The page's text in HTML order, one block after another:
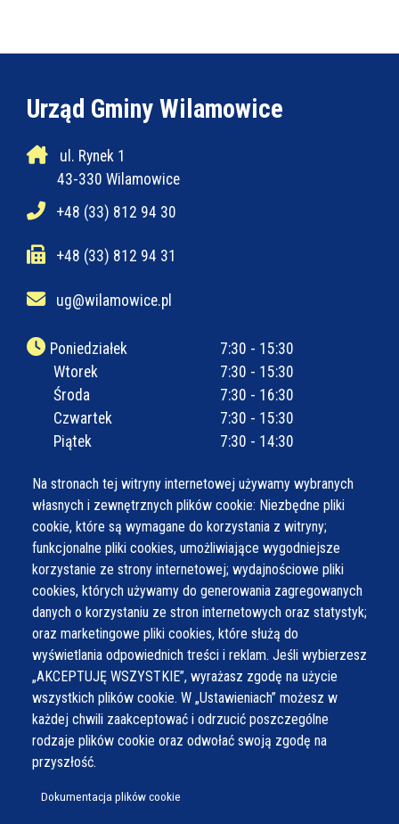
Na stronach tej witryny internetowej używamy wybranych
własnych i zewnętrznych plików cookie: Niezbędne pliki
cookie, które są wymagane do korzystania z witryny;
funkcjonalne pliki cookies, umożliwiające wygodniejsze
korzystanie ze strony internetowej; wydajnościowe pliki
cookies, których używamy do generowania zagregowanych
danych o korzystaniu ze stron internetowych oraz statystyk;
oraz marketingowe pliki cookies, które służą do
wyświetlania odpowiednich treści i reklam. Jeśli wybierzesz
„AKCEPTUJĘ WSZYSTKIE”, wyrażasz zgodę na użycie
wszystkich plików cookie. W „Ustawieniach” możesz w
każdej chwili zaakceptować i odrzucić poszczególne
rodzaje plików cookie oraz odwołać swoją zgodę na
przyszłość.
Dokumentacja plików cookie
Urząd Gminy Wilamowice
ul. Rynek 1
43-330 Wilamowice
+48 (33) 812 94 30
+48 (33) 812 94 31
ug@wilamowice.pl
Poniedziałek
7:30 - 15:30
Wtorek
7:30 - 15:30
Środa
7:30 - 16:30
Czwartek
7:30 - 15:30
Piątek
7:30 - 14:30